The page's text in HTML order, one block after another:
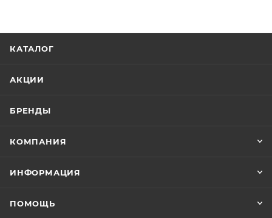
КАТАЛОГ
АКЦИИ
БРЕНДЫ
КОМПАНИЯ
ИНФОРМАЦИЯ
ПОМОЩЬ